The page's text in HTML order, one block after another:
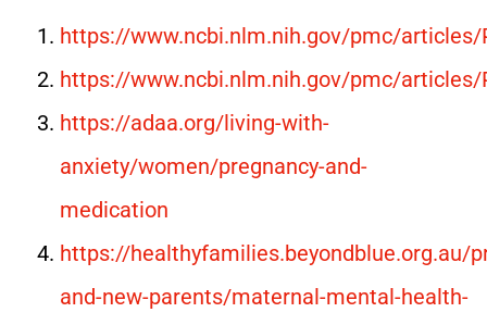
https://www.ncbi.nlm.nih.gov/pmc/articles/
https://www.ncbi.nlm.nih.gov/pmc/articles/
https://adaa.org/living-with-
anxiety/women/pregnancy-and-
medication
https://healthyfamilies.beyondblue.org.au/
and-new-parents/maternal-mental-health-